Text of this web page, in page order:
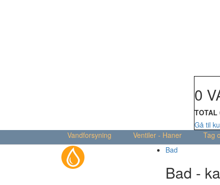
0
TOTAL
Gå til
Vandforsyning
Ventiler - Haner Tag
Bad
Bad -